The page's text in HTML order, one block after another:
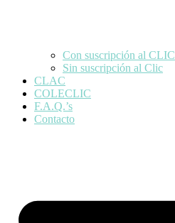
Con suscripción al CLIC
Sin suscripción al Clic
CLAC
COLECLIC
F.A.Q.’s
Contacto